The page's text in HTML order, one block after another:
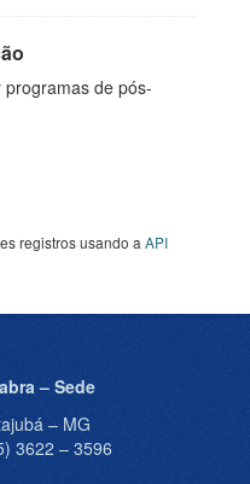
de pós-
registros usando a API
– Sede
– MG
3622 – 3596